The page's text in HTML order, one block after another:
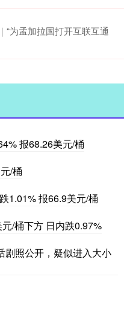
“为孟加拉国打开互联互通
报68.26美元/桶
/桶
1.01% 报66.9美元/桶
/桶下方 日内跌0.97%
剧照公开，疑似进入大小